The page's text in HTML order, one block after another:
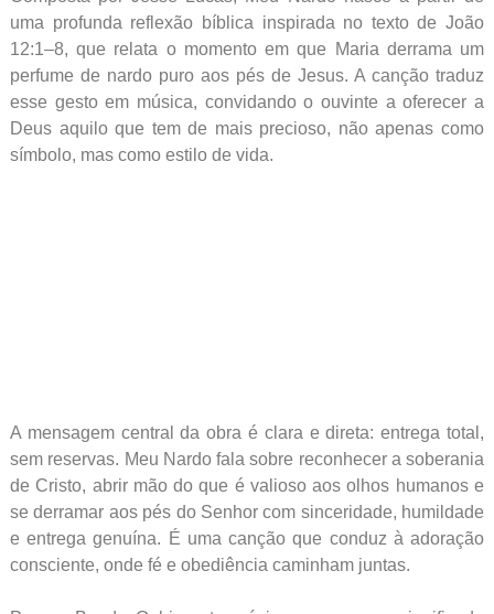
uma profunda reflexão bíblica inspirada no texto de João
12:1–8, que relata o momento em que Maria derrama um
perfume de nardo puro aos pés de Jesus. A canção traduz
esse gesto em música, convidando o ouvinte a oferecer a
Deus aquilo que tem de mais precioso, não apenas como
símbolo, mas como estilo de vida.
A mensagem central da obra é clara e direta: entrega total,
sem reservas. Meu Nardo fala sobre reconhecer a soberania
de Cristo, abrir mão do que é valioso aos olhos humanos e
se derramar aos pés do Senhor com sinceridade, humildade
e entrega genuína. É uma canção que conduz à adoração
consciente, onde fé e obediência caminham juntas.